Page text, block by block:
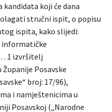
kandidata koji će dana
stručni ispit, o popisu
ispita, kako slijedi:
informatičke
izvršitelj
Posavske
broj: 17/96),
i namještenicima u
Posavskoj („Narodne